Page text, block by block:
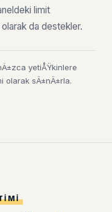
limit
da destekler.
yetiÅŸkinlere
olarak sÄ±nÄ±rla.